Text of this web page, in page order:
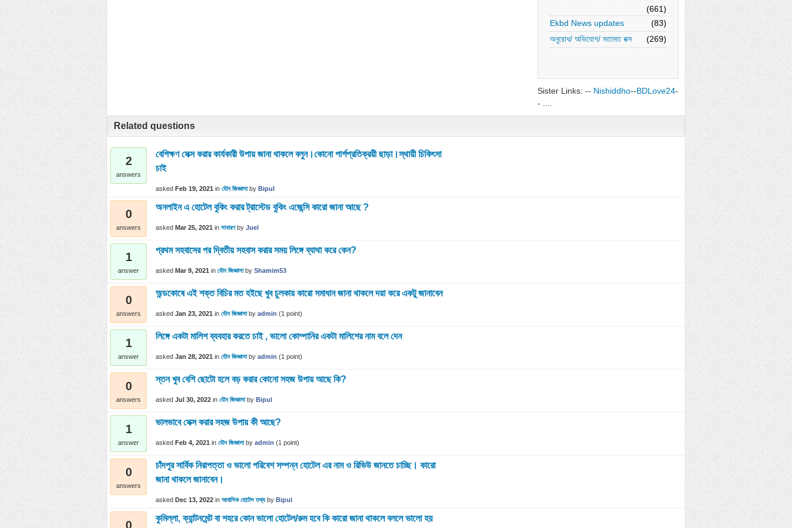
(661)
Ekbd News updates
(83)
অনুরোধ/ অভিযোগ/ মতামত বক্স
(269)
Sister Links: -- Nishiddho--BDLove24-
- ....
Related questions
2
answers
বেশিক্ষণ সেক্স করার কার্যকারী উপায় জানা থাকলে বলুন।কোনো পার্শপ্রতিক্রয়ী ছাড়া।স্থায়ী চিকিৎসা
চাই
asked Feb 19, 2021 in যৌন জিজ্ঞাসা by Bipul
0
answers
অনলাইন এ হোটেল বুকিং করার ট্রাস্টেড বুকিং এজেন্সি কারো জানা আছে ?
asked Mar 25, 2021 in সাধারণ by Juel
1
answer
প্রথম সহবাসের পর দ্বিতীয় সহবাস করার সময় লিঙ্গে ব্যাথা করে কেন?
asked Mar 9, 2021 in যৌন জিজ্ঞাসা by Shamim53
0
answers
অন্ডকোষে এই শক্ত বিচির মত হইছে খুব চুলকায় কারো সমাধান জানা থাকলে দয়া করে একটু জানাবেন
asked Jan 23, 2021 in যৌন জিজ্ঞাসা by admin (1 point)
1
answer
লিঙ্গে একটা মালিশ ব্যবহার করতে চাই , ভালো কোম্পানির একটা মালিশের নাম বলে দেন
asked Jan 28, 2021 in যৌন জিজ্ঞাসা by admin (1 point)
0
answers
স্তন খুব বেশি ছোটো হলে বড় করার কোনো সহজ উপায় আছে কি?
asked Jul 30, 2022 in যৌন জিজ্ঞাসা by Bipul
1
answer
ভালভাবে সেক্স করার সহজ উপায় কী আছে?
asked Feb 4, 2021 in যৌন জিজ্ঞাসা by admin (1 point)
0
answers
চাঁদপুর সার্বিক নিরাপত্তা ও ভালো পরিবেশ সম্পন্ন হোটেল এর নাম ও রিভিউ জানতে চাচ্ছি। কারো
জানা থাকলে জানাবেন।
asked Dec 13, 2022 in আবাসিক হোটেল তথ্য by Bipul
0
কুমিল্লা, ক্যান্টনমেন্ট বা শহরে কোন ভালো হোটেল/রুম হবে কি কারো জানা থাকলে বললে ভালো হয়